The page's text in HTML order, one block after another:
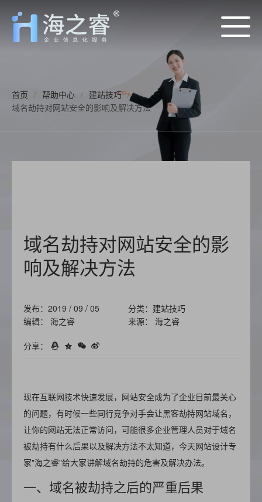
首页 / 帮助中心 / 建站技巧 /
域名劫持对网站安全的影响及解决方法
域名劫持对网站安全的影
响及解决方法
发布：2019 / 09 / 05
分类：建站技巧
编辑： 海之睿
来源： 海之睿
分享：
现在互联网技术快速发展，网站安全成为了企业目前最关心
的问题，有时候一些同行竞争对手会让黑客劫持网站域名，
让你的网站无法正常访问，可能很多企业管理人员对于域名
被劫持有什么后果以及解决方法不太知道，今天网站设计专
家"海之睿"给大家讲解域名劫持的危害及解决办法。
一、域名被劫持之后的严重后果